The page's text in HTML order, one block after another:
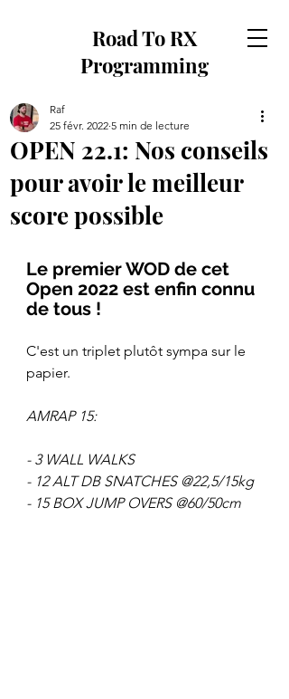
Road To RX
Programming
OPEN 22.1: Nos conseils
pour avoir le meilleur
score possible
Raf
25 févr. 2022 5 min de lecture
Le premier WOD de cet
Open 2022 est enfin connu
de tous !
C'est un triplet plutôt sympa sur le
papier.
AMRAP 15:
- 3 WALL WALKS
- 12 ALT DB SNATCHES @22,5/15kg
- 15 BOX JUMP OVERS @60/50cm